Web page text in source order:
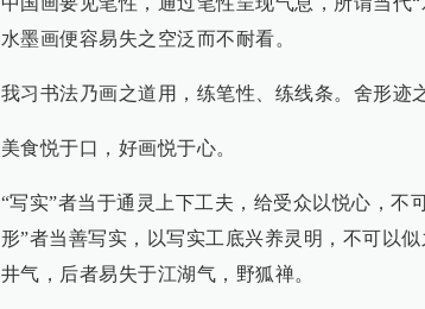
水墨画便容易失之空泛而不耐看。
我习书法乃画之道用，练笔性、练线条。舍形迹
美食悦于口，好画悦于心。
“写实”者当于通灵上下工夫，给受众以悦心，不
形”者当善写实，以写实工底兴养灵明，不可以
井气，后者易失于江湖气，野狐禅。